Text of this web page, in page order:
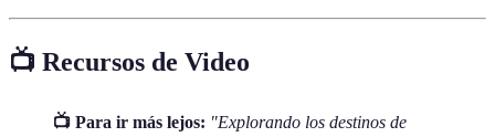
📺 Recursos de Video
📺 Para ir más lejos: "Explorando los destinos de